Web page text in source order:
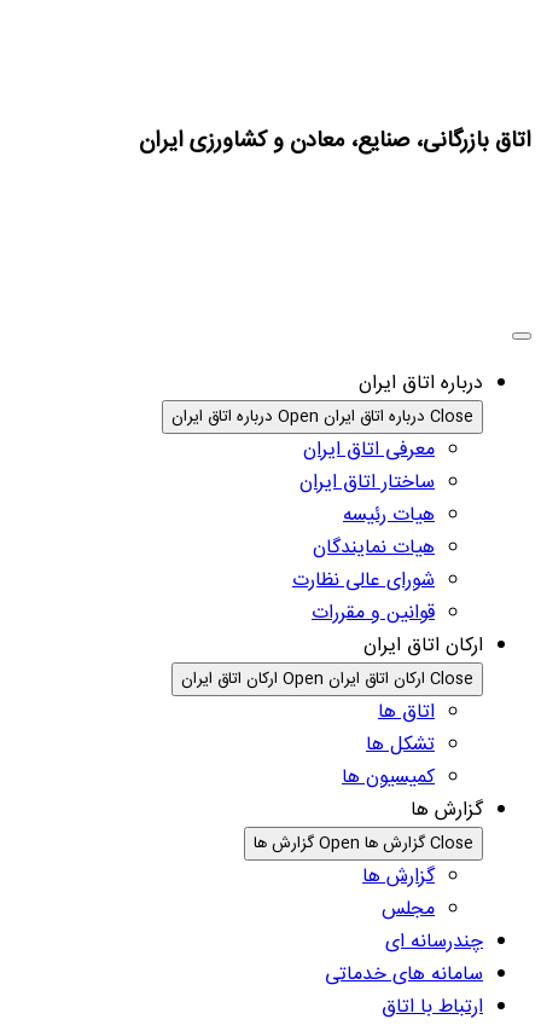
اتاق بازرگانی، صنایع، معادن و کشاورزی ایران
درباره اتاق ایران
Close درباره اتاق ایران Open درباره اتاق ایران
معرفی اتاق ایران
ساختار اتاق ایران
هیات رئیسه
هیات نمایندگان
شورای عالی نظارت
قوانین و مقررات
ارکان اتاق ایران
Close ارکان اتاق ایران Open ارکان اتاق ایران
اتاق ها
تشکل ها
کمیسیون ها
گزارش ها
Close گزارش ها Open گزارش ها
گزارش ها
مجلس
چندرسانه ای
سامانه های خدماتی
ارتباط با اتاق